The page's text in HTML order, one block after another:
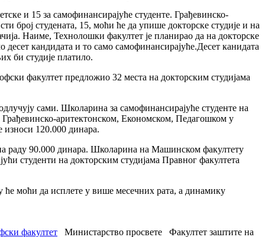
и 15 за самофинансирајуће студенте. Грађевинско-
број студената, 15, моћи ће да упише докторске студије и на
Наиме, Технолошки факултет је планирао да на докторске
кандидата и то само самофинансирајуће.Десет канидата
би студије платило.
факултет предложио 32 места на докторским студијама
сами. Школарина за самофинансирајуће студенте на
аритектонском, Економском, Педагошком у
износи 120.000 динара.
раду 90.000 динара. Школарина на Машинском факултету
студенти на докторским студијама Правног факултета
ће моћи да исплете у више месечних рата, а динамику
факултет Министарство просвете Факултет заштите на